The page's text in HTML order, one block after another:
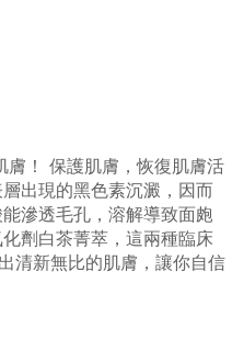
！ 保護肌膚，恢復肌膚活
出現的黑色素沉澱，因而
滲透毛孔，溶解導致面皰
劑白茶菁萃，這兩種臨床
清新無比的肌膚，讓你自信